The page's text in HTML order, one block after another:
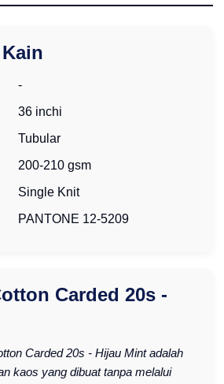
-
36 inchi
Tubular
200-210 gsm
Single Knit
PANTONE 12-5209
Carded 20s -
Carded 20s - Hijau Mint adalah
kaos yang dibuat tanpa melalui